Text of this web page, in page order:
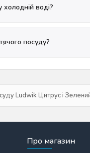
воді?
посуду?
Ludwik Цитрус і
Про магазин